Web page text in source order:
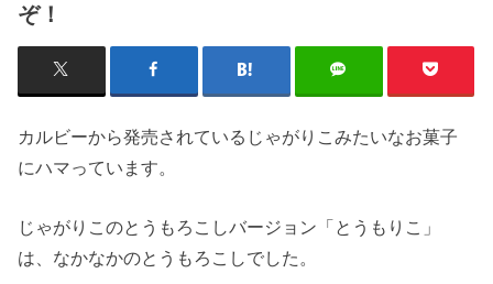
ぞ！
カルビーから発売されているじゃがりこみたいなお菓子
にハマっています。
じゃがりこのとうもろこしバージョン「とうもりこ」
は、なかなかのとうもろこしでした。